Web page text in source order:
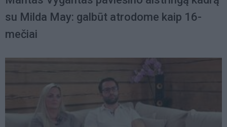
su Milda May: galbūt atrodome kaip 16-
mečiai